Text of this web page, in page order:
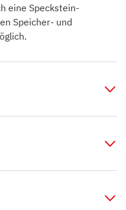
eine Speckstein-
Speicher- und